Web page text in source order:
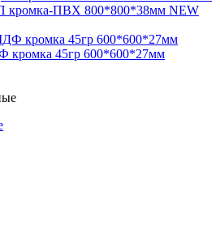
кромка-ПВХ 800*800*38мм NEW
45гр 600*600*27мм